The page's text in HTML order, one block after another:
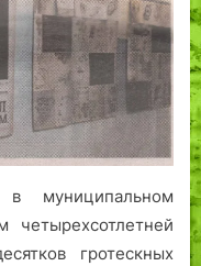
муниципальном
гротескных